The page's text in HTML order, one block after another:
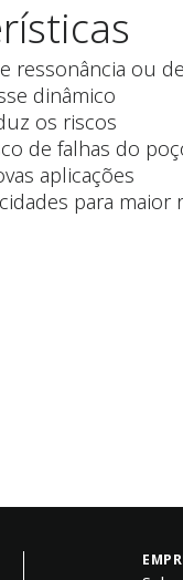
ressonância ou
dinâmico
os riscos
de falhas do
aplicações
para maior